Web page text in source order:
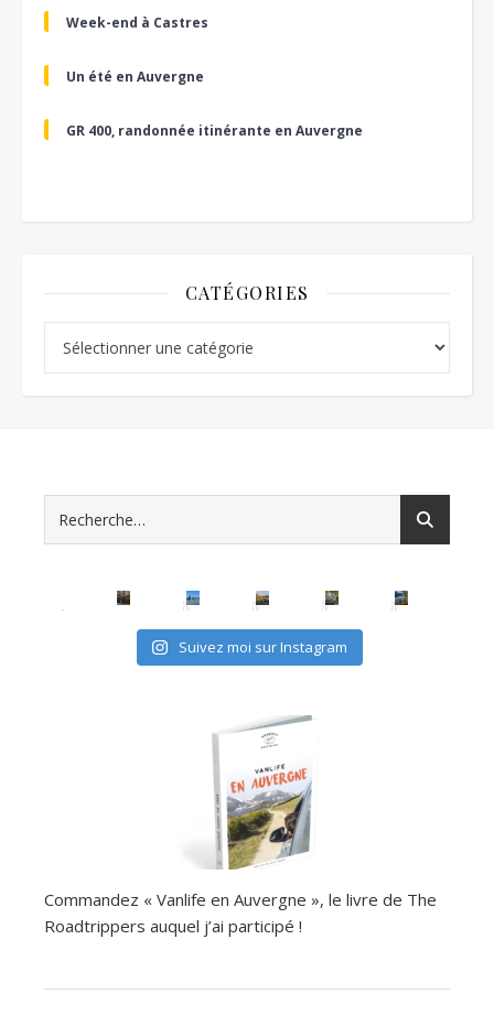
Week-end à Castres
Un été en Auvergne
GR 400, randonnée itinérante en Auvergne
CATÉGORIES
Suivez moi sur Instagram
Commandez « Vanlife en Auvergne », le livre de The
Roadtrippers auquel j’ai participé !